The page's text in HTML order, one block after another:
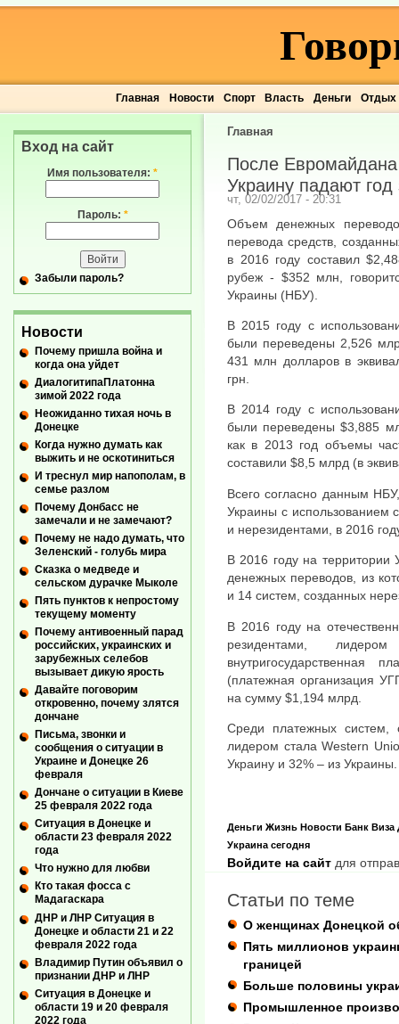
Главная Новости Спорт Власть Деньги Отдых
Главная
После
Украину падают год
чт, 02/02/2017 - 20:31
Объем денежных
перевода средств,
в 2016 году составил
рубеж - $352 млн,
Украины (НБУ).
В 2015 году с
были переведены 2,526
431 млн долларов в
грн.
В 2014 году с
были переведены $3,885
как в 2013 год объемы
составили $8,5 млрд (в
Всего согласно данным
Украины с использованием
и нерезидентами, в 2016
В 2016 году на территории
денежных переводов, из
и 14 систем, созданных
В 2016 году на
резидентами,
внутригосударственная
(платежная организация
на сумму $1,194 млрд.
Среди платежных систем,
лидером стала Western
Украину и 32% – из Украины.
Деньги Жизнь Новости Банк Виза
Украина сегодня
Войдите на сайт для
Статьи по теме
О женщинах Донецкой
Пять миллионов
границей
Больше половины
Промышленное
Вход на сайт
Имя пользователя: *
Пароль: *
Забыли пароль?
Новости
Почему пришла война и
когда она уйдет
ДиалогитипаПлатонна
зимой 2022 года
Неожиданно тихая ночь в
Донецке
Когда нужно думать как
выжить и не оскотиниться
И треснул мир напополам, в
семье разлом
Почему Донбасс не
замечали и не замечают?
Почему не надо думать, что
Зеленский - голубь мира
Сказка о медведе и
сельском дурачке Мыколе
Пять пунктов к непростому
текущему моменту
Почему антивоенный парад
российских, украинских и
зарубежных селебов
вызывает дикую ярость
Давайте поговорим
откровенно, почему злятся
дончане
Письма, звонки и
сообщения о ситуации в
Украине и Донецке 26
февраля
Дончане о ситуации в Киеве
25 февраля 2022 года
Ситуация в Донецке и
области 23 февраля 2022
года
Что нужно для любви
Кто такая фосса с
Мадагаскара
ДНР и ЛНР Ситуация в
Донецке и области 21 и 22
февраля 2022 года
Владимир Путин объявил о
признании ДНР и ЛНР
Ситуация в Донецке и
области 19 и 20 февраля
2022 года